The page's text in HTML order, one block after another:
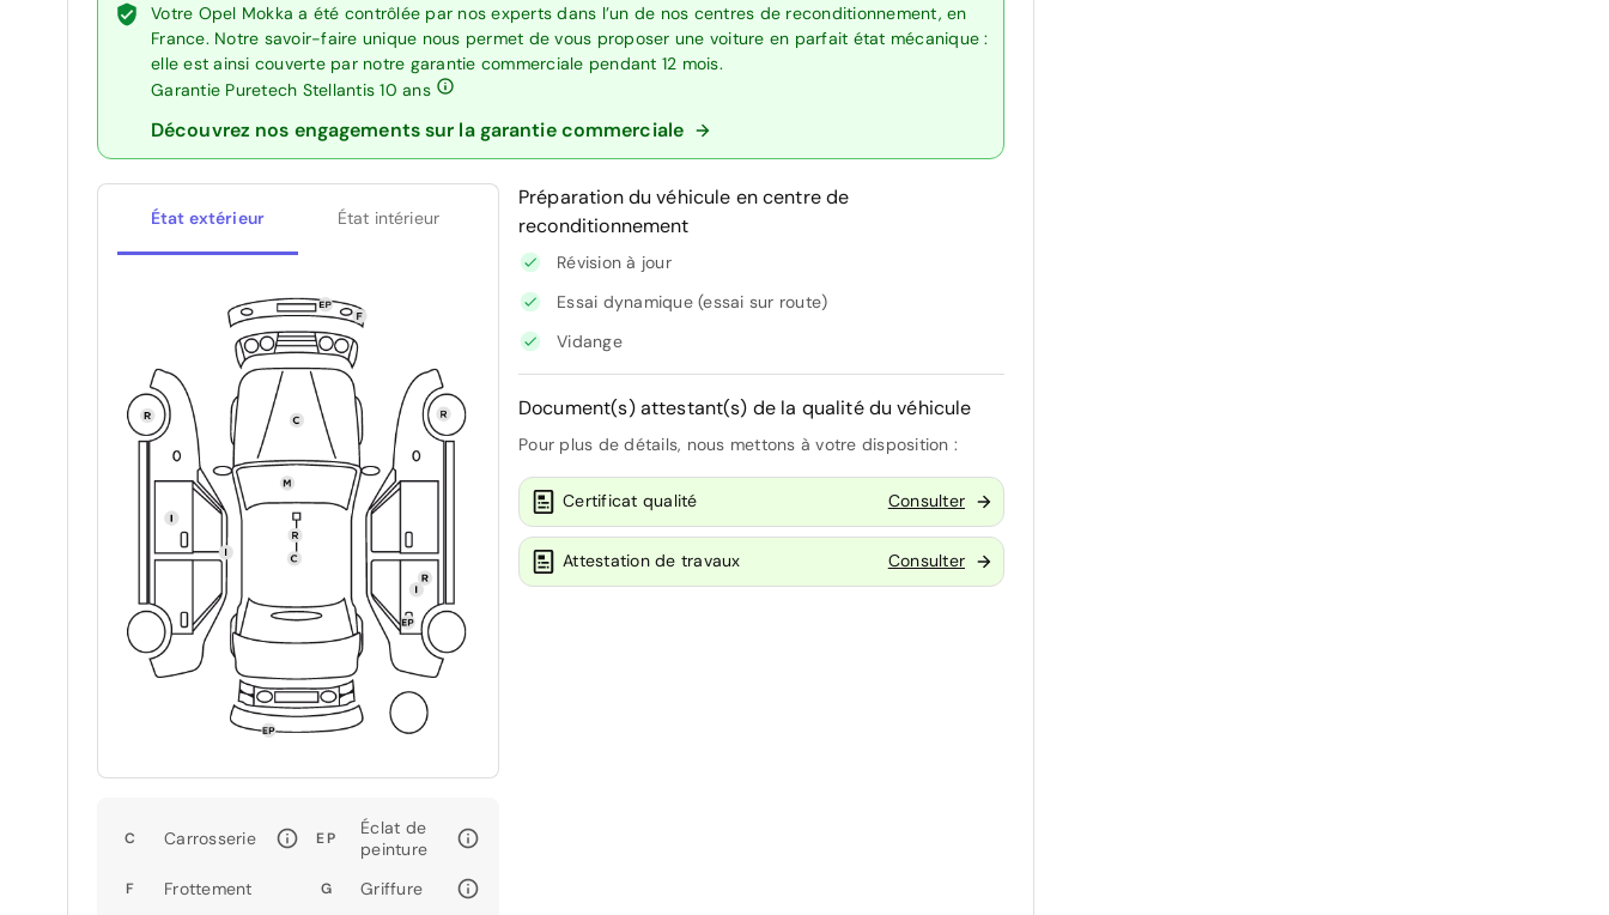
Votre Opel Mokka a été contrôlée par nos experts dans l’un de nos centres de reconditionnement, en
France. Notre savoir-faire unique nous permet de vous proposer une voiture en parfait état mécanique :
elle est ainsi couverte par notre garantie commerciale pendant 12 mois.
Garantie Puretech Stellantis 10 ans
Découvrez nos engagements sur la garantie commerciale
État extérieur État intérieur
C Carrosserie EP
Éclat de
peinture
F Frottement G Griffure
Préparation du véhicule en centre de
reconditionnement
Révision à jour
Essai dynamique (essai sur route)
Vidange
Document(s) attestant(s) de la qualité du véhicule
Pour plus de détails, nous mettons à votre disposition :
Certificat qualité Consulter
Attestation de travaux Consulter